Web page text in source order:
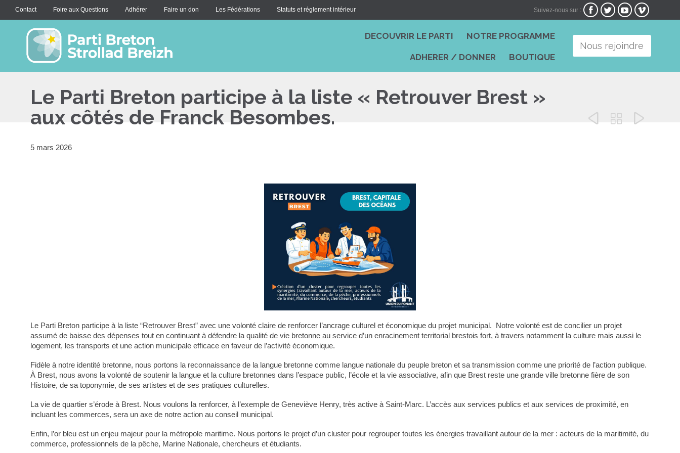
Contact Foire aux Questions Adhérer Faire un don Les Fédérations Statuts et réglement intérieur Suivez-nous sur :    
content
DECOUVRIR LE PARTI NOTRE PROGRAMME
ADHERER / DONNER BOUTIQUE
Nous rejoindre
Le Parti Breton participe à la liste « Retrouver Brest »
aux côtés de Franck Besombes.
  
5 mars 2026
Le Parti Breton participe à la liste “Retrouver Brest” avec une volonté claire de renforcer l’ancrage culturel et économique du projet municipal. Notre volonté est de concilier un projet
assumé de baisse des dépenses tout en continuant à défendre la qualité de vie bretonne au service d’un enracinement territorial brestois fort, à travers notamment la culture mais aussi le
logement, les transports et une action municipale efficace en faveur de l’activité économique.
Fidèle à notre identité bretonne, nous portons la reconnaissance de la langue bretonne comme langue nationale du peuple breton et sa transmission comme une priorité de l’action publique.
À Brest, nous avons la volonté de soutenir la langue et la culture bretonnes dans l’espace public, l’école et la vie associative, afin que Brest reste une grande ville bretonne fière de son
Histoire, de sa toponymie, de ses artistes et de ses pratiques culturelles.
La vie de quartier s’érode à Brest. Nous voulons la renforcer, à l’exemple de Geneviève Henry, très active à Saint-Marc. L’accès aux services publics et aux services de proximité, en
incluant les commerces, sera un axe de notre action au conseil municipal.
Enfin, l’or bleu est un enjeu majeur pour la métropole maritime. Nous portons le projet d’un cluster pour regrouper toutes les énergies travaillant autour de la mer : acteurs de la maritimité, du
commerce, professionnels de la pêche, Marine Nationale, chercheurs et étudiants.